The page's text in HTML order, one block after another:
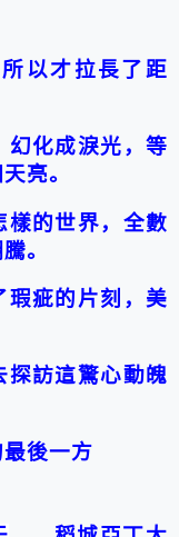
以才拉長了距
幻化成淚光，等
亮。
樣的世界，全數
。
瑕疵的片刻，美
探訪這驚心動魄
後一方